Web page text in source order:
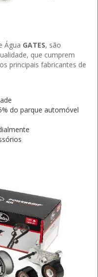
Água GATES, são
que cumprem
principais fabricantes de
do parque automóvel